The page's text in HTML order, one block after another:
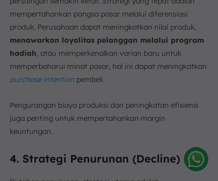
mempertahankan pangsa pasar melalui diferensiasi
produk. Perusahaan dapat meningkatkan nilai produk,
menawarkan loyalitas pelanggan melalui program
hadiah , atau memperkenalkan varian baru untuk
memperbaharui minat pasar, hal ini dapat meningkatkan
purchase intention pembeli.
Pengurangan biaya produksi dan peningkatan efisiensi
juga penting untuk mempertahankan margin
keuntungan.
4. Strategi Penurunan (Decline)